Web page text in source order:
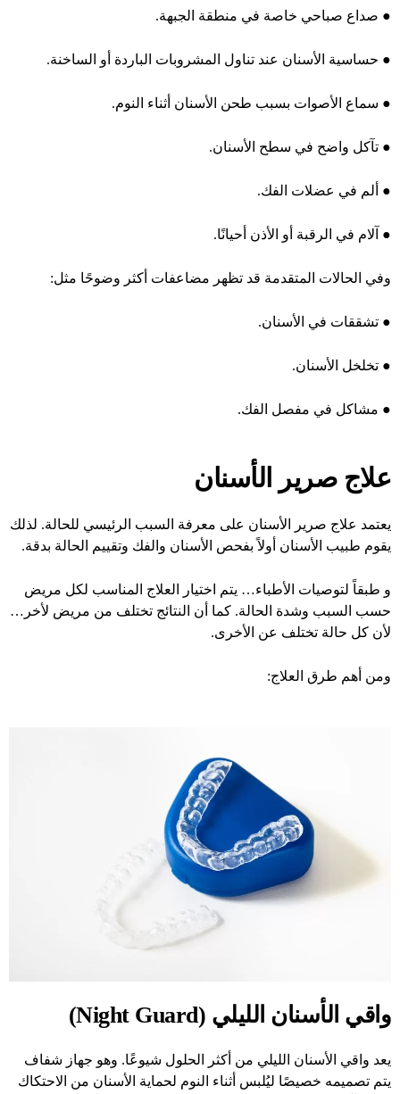
● صداع صباحي خاصة في منطقة الجبهة.
● حساسية الأسنان عند تناول المشروبات الباردة أو الساخنة.
● سماع الأصوات بسبب طحن الأسنان أثناء النوم.
● تآكل واضح في سطح الأسنان.
● ألم في عضلات الفك.
● آلام في الرقبة أو الأذن أحيانًا.
وفي الحالات المتقدمة قد تظهر مضاعفات أكثر وضوحًا مثل:
● تشققات في الأسنان.
● تخلخل الأسنان.
● مشاكل في مفصل الفك.
علاج صرير الأسنان
يعتمد علاج صرير الأسنان على معرفة السبب الرئيسي للحالة. لذلك
يقوم طبيب الأسنان أولاً بفحص الأسنان والفك وتقييم الحالة بدقة.
و طبقاً لتوصيات الأطباء… يتم اختيار العلاج المناسب لكل مريض
حسب السبب وشدة الحالة. كما أن النتائج تختلف من مريض لأخر…
لأن كل حالة تختلف عن الأخرى.
ومن أهم طرق العلاج:
واقي الأسنان الليلي (Night Guard)
يعد واقي الأسنان الليلي من أكثر الحلول شيوعًا. وهو جهاز شفاف
يتم تصميمه خصيصًا ليُلبس أثناء النوم لحماية الأسنان من الاحتكاك